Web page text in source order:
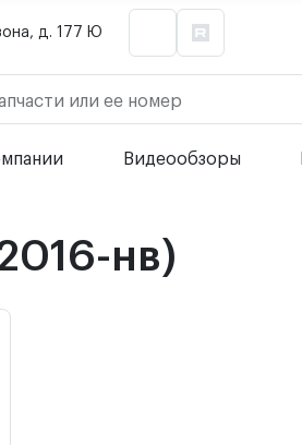
д. 177 Ю
или ее номер
Видеообзоры
нв)